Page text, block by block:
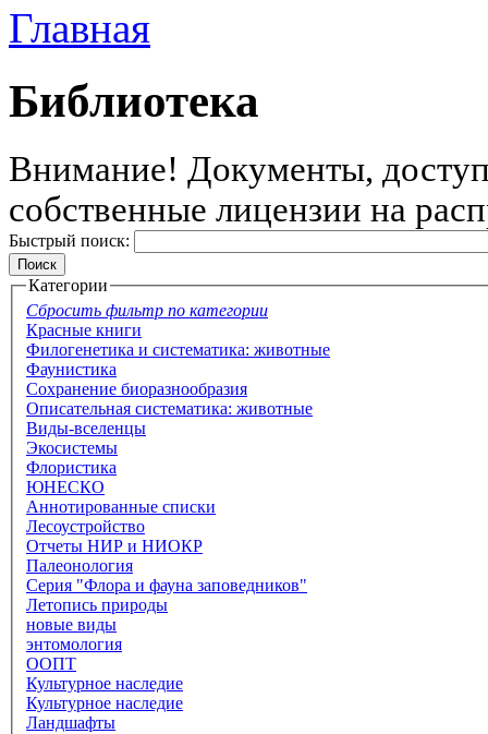
Главная
Библиотека
Внимание! Документы,
собственные лицензии на
Быстрый поиск:
Категории
Сбросить фильтр по категории
Красные книги
Филогенетика и систематика: животные
Фаунистика
Сохранение биоразнообразия
Описательная систематика: животные
Виды-вселенцы
Экосистемы
Флористика
ЮНЕСКО
Аннотированные списки
Лесоустройство
Отчеты НИР и НИОКР
Палеонология
Серия "Флора и фауна заповедников"
Летопись природы
новые виды
энтомология
ООПТ
Культурное наследие
Культурное наследие
Ландшафты